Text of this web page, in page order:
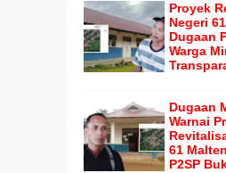
Proyek
Negeri
Dugaan
Warga
Dugaan
Warnai
61
P2SP